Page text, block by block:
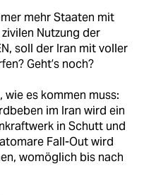
mehr Staaten mit
Nutzung der
soll der Iran mit voller
Geht’s noch?
wie es kommen muss:
im Iran wird ein
in Schutt und
Fall-Out wird
womöglich bis nach